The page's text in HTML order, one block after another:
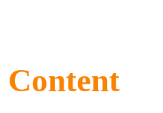
Content